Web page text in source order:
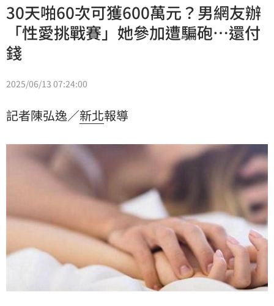
30天啪60次可獲600萬元？男網友辦
「性愛挑戰賽」她參加遭騙砲…還付
錢
2025/06/13 07:24:00
記者陳弘逸／新北報導